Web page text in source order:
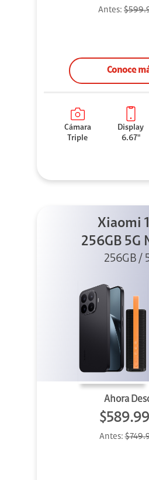
Antes:
Conoce
Cámara
Triple
Display
6.67"
Xiaomi
256GB 5G
+
256GB /
Ahora
Antes: